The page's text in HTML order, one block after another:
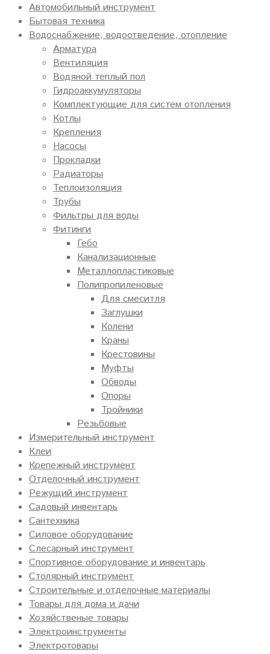
Автомобильный инструмент
Бытовая техника
Водоснабжение, водоотведение, отопление
Арматура
Вентиляция
Водяной теплый пол
Гидроаккумуляторы
Комплектующие для систем отопления
Котлы
Крепления
Насосы
Прокладки
Радиаторы
Теплоизоляция
Трубы
Фильтры для воды
Фитинги
Гебо
Канализационные
Металлопластиковые
Полипропиленовые
Для смеситля
Заглушки
Колени
Краны
Крестовины
Муфты
Обводы
Опоры
Тройники
Резьбовые
Измерительный инструмент
Клеи
Крепежный инструмент
Отделочный инструмент
Режущий инструмент
Садовый инвентарь
Сантехника
Силовое оборудование
Слесарный инструмент
Спортивное оборудование и инвентарь
Столярный инструмент
Строительные и отделочные материалы
Товары для дома и дачи
Хозяйственые товары
Электроинструменты
Электротовары